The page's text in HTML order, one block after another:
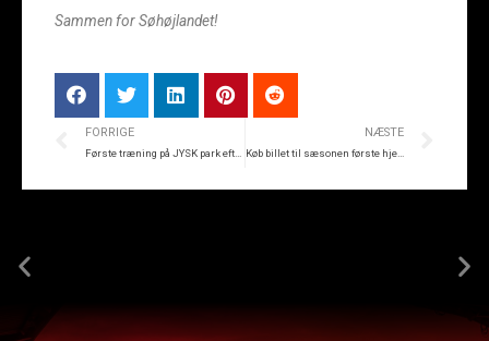
Sammen for Søhøjlandet!
FORRIGE NÆSTE
Køb billet til sæsonen første hjemmekamp